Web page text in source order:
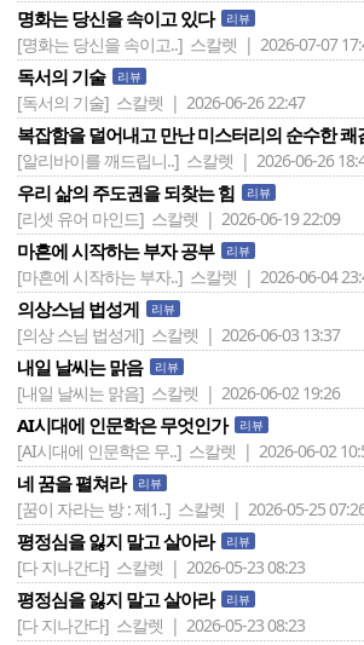
명화는 당신을 속이고 있다 리뷰
[명화는 당신을 속이고..] 스칼렛 | 2026-07-07
독서의 기술 리뷰
[독서의 기술] 스칼렛 | 2026-06-26 22:47
복잡함을 덜어내고 만난 미스터리의 순수한 쾌
[알리바이를 깨드립니..] 스칼렛 | 2026-06-26
우리 삶의 주도권을 되찾는 힘 리뷰
[리셋 유어 마인드] 스칼렛 | 2026-06-19 22:09
마흔에 시작하는 부자 공부 리뷰
[마흔에 시작하는 부자..] 스칼렛 | 2026-06-04
의상스님 법성게 리뷰
[의상 스님 법성게] 스칼렛 | 2026-06-03 13:37
내일 날씨는 맑음 리뷰
[내일 날씨는 맑음] 스칼렛 | 2026-06-02 19:26
AI시대에 인문학은 무엇인가 리뷰
[AI시대에 인문학은 무..] 스칼렛 | 2026-06-02
네 꿈을 펼쳐라 리뷰
[꿈이 자라는 방 : 제1..] 스칼렛 | 2026-05-25
평정심을 잃지 말고 살아라 리뷰
[다 지나간다] 스칼렛 | 2026-05-23 08:23
평정심을 잃지 말고 살아라 리뷰
[다 지나간다] 스칼렛 | 2026-05-23 08:23